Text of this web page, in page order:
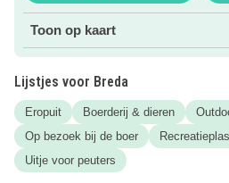
Toon op kaart
Lijstjes voor Breda
Eropuit Boerderij & dieren
Op bezoek bij de boer
Uitje voor peuters